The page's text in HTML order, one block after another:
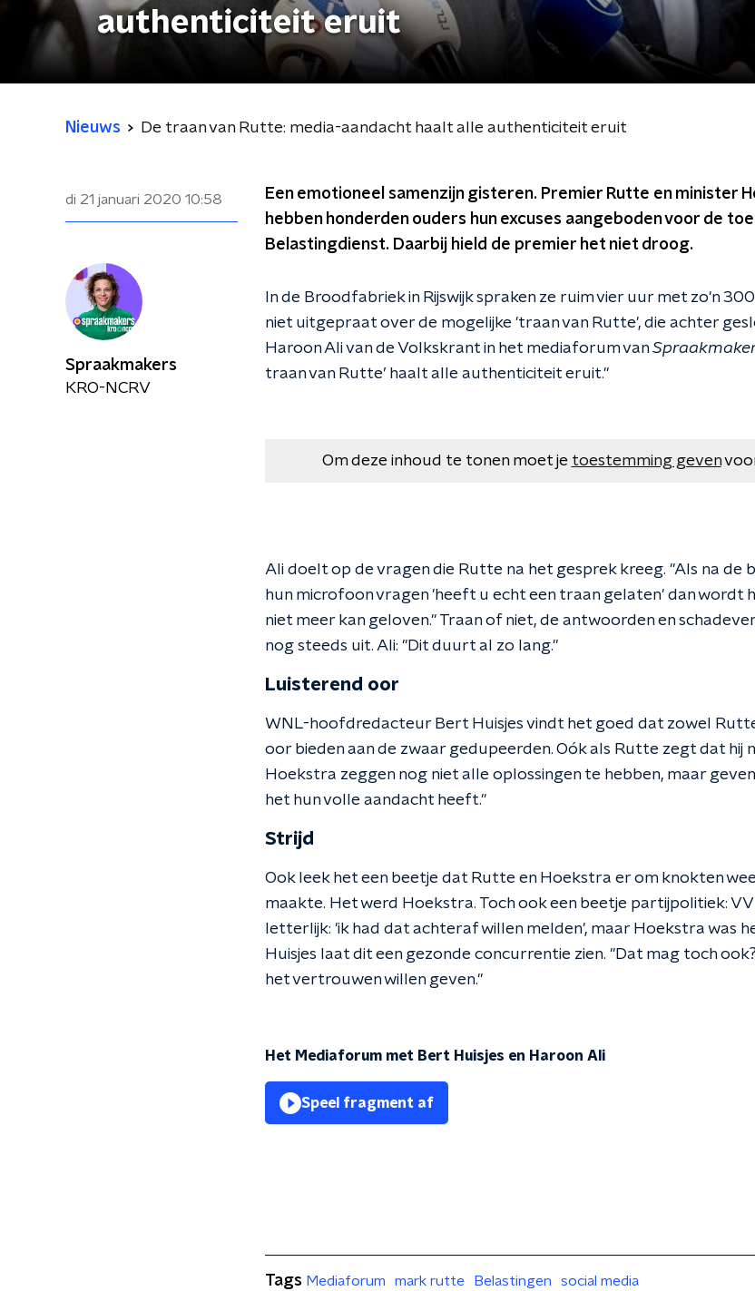
authenticiteit eruit
Nieuws De traan van Rutte: media-aandacht haalt alle authenticiteit eruit
di 21 januari 2020 10:58
Een emotioneel samenzijn gisteren. Premier Rutte en minister
hebben honderden ouders hun excuses aangeboden voor de
Belastingdienst. Daarbij hield de premier het niet droog.
In de Broodfabriek in Rijswijk spraken ze ruim vier uur met zo'n
niet uitgepraat over de mogelijke 'traan van Rutte', die achter
Haroon Ali van de Volkskrant in het mediaforum van
traan van Rutte’ haalt alle authenticiteit eruit."
Om deze inhoud te tonen moet je toestemming geven
Ali doelt op de vragen die Rutte na het gesprek kreeg. "Als na de
hun microfoon vragen 'heeft u echt een traan gelaten' dan wordt
niet meer kan geloven." Traan of niet, de antwoorden en
nog steeds uit. Ali: "Dit duurt al zo lang."
Luisterend oor
WNL-hoofdredacteur Bert Huisjes vindt het goed dat zowel
oor bieden aan de zwaar gedupeerden. Oók als Rutte zegt dat hij
Hoekstra zeggen nog niet alle oplossingen te hebben, maar
het hun volle aandacht heeft."
Strijd
Ook leek het een beetje dat Rutte en Hoekstra er om knokten
maakte. Het werd Hoekstra. Toch ook een beetje partijpolitiek:
letterlijk: 'ik had dat achteraf willen melden', maar Hoekstra was
Huisjes laat dit een gezonde concurrentie zien. "Dat mag toch
het vertrouwen willen geven."
Het Mediaforum met Bert Huisjes en Haroon Ali
Speel fragment af
Spraakmakers
KRO-NCRV
Tags Mediaforum mark rutte Belastingen social media